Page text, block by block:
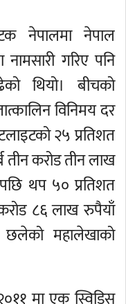
नेपालमा नेपाल
गरिए पनि
थियो। बीचको
विनिमय दर
२५ प्रतिशत
तीन करोड तीन लाख
थप ५० प्रतिशत
८६ लाख रुपैयाँ
छलेको महालेखाको